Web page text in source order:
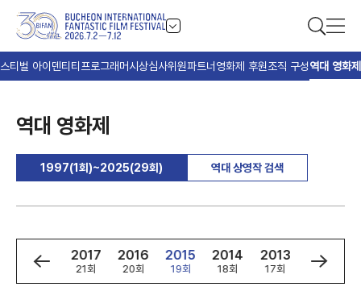
티벌 아이덴티티 프로그래머시상심사위원파트너 영화제 후원조직 구성역대 영화제
역대 영화제
1997(1회)~2025(29회) 역대 상영작 검색
2018
22회
2017
21회
2016
20회
2015
19회
2014
18회
2013
17회
2012
16회